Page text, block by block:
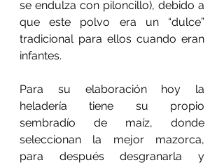
se endulza con piloncillo), debido a
que este polvo era un “dulce”
tradicional para ellos cuando eran
infantes.
Para su elaboración hoy la
heladería tiene su propio
sembradío de maíz, donde
seleccionan la mejor mazorca,
para después desgranarla y